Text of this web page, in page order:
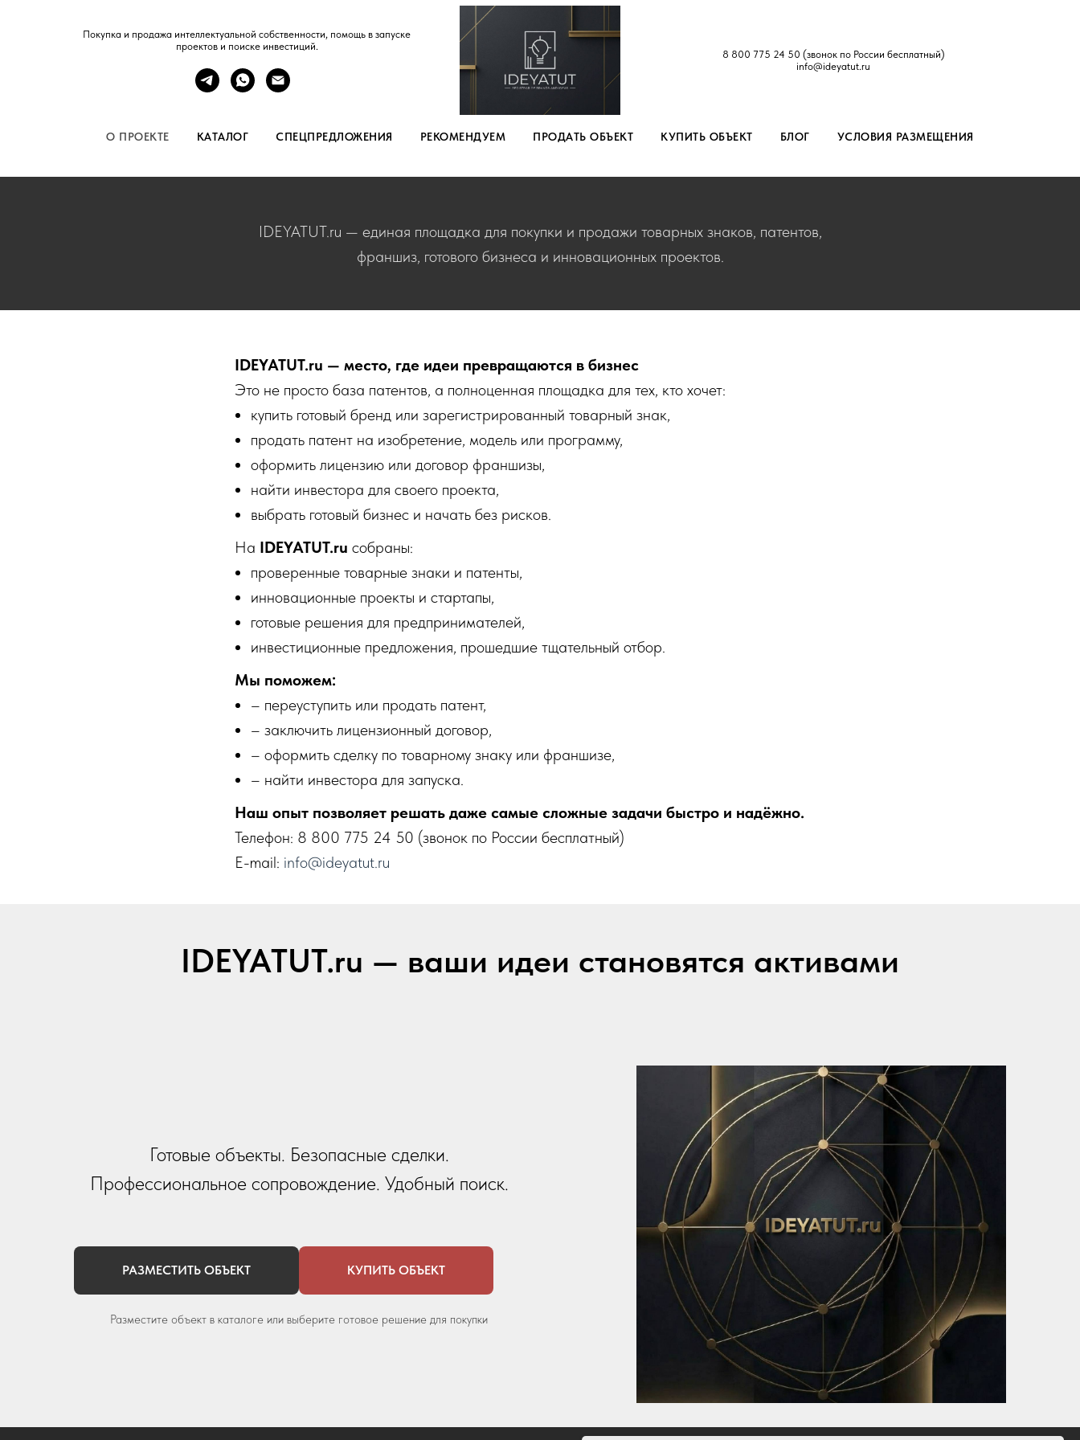
Покупка и продажа интеллектуальной собственности, помощь в запуске
проектов и поиске инвестиций.
8 800 775 24 50 (звонок по России бесплатный)
info@ideyatut.ru
О ПРОЕКТЕ КАТАЛОГ СПЕЦПРЕДЛОЖЕНИЯ РЕКОМЕНДУЕМ ПРОДАТЬ ОБЪЕКТ КУПИТЬ ОБЪЕКТ БЛОГ УСЛОВИЯ РАЗМЕЩЕНИЯ
IDEYATUT.ru — единая площадка для покупки и продажи товарных знаков, патентов,
франшиз, готового бизнеса и инновационных проектов.
IDEYATUT.ru — место, где идеи превращаются в бизнес
Это не просто база патентов, а полноценная площадка для тех, кто хочет:
купить готовый бренд или зарегистрированный товарный знак,
продать патент на изобретение, модель или программу,
оформить лицензию или договор франшизы,
найти инвестора для своего проекта,
выбрать готовый бизнес и начать без рисков.
На IDEYATUT.ru собраны:
проверенные товарные знаки и патенты,
инновационные проекты и стартапы,
готовые решения для предпринимателей,
инвестиционные предложения, прошедшие тщательный отбор.
Мы поможем:
– переуступить или продать патент,
– заключить лицензионный договор,
– оформить сделку по товарному знаку или франшизе,
– найти инвестора для запуска.
Наш опыт позволяет решать даже самые сложные задачи быстро и надёжно.
Телефон: 8 800 775 24 50 (звонок по России бесплатный)
E-mail: info@ideyatut.ru
IDEYATUT.ru — ваши идеи становятся активами
Готовые объекты. Безопасные сделки.
Профессиональное сопровождение. Удобный поиск.
РАЗМЕСТИТЬ ОБЪЕКТ КУПИТЬ ОБЪЕКТ
Разместите объект в каталоге или выберите готовое решение для покупки